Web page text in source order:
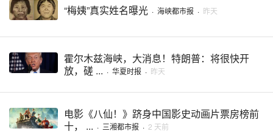
“梅姨”真实姓名曝光 · 海峡都市报 · 昨天
霍尔木兹海峡，大消息！特朗普：将很快开
放，磋 ... · 华夏时报 · 昨天
电影《八仙！》跻身中国影史动画片票房榜前
十， ... · 三湘都市报 · 2 天前